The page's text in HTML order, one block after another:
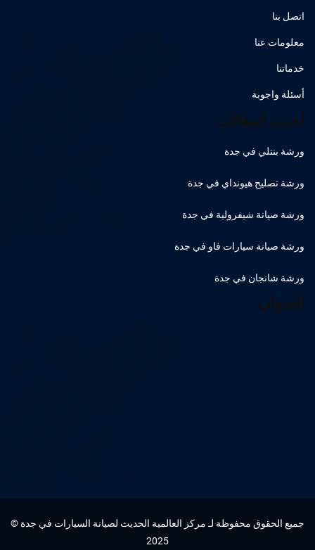
اتصل بنا
معلومات عنا
خدماتنا
أسئلة واجوبة
أحدث المقالات
ورشة بنتلي في جدة
ورشة تصليح هيونداي في جدة
ورشة صيانة شيفرولية في جدة
ورشة صيانة سيارات فاو في جدة
ورشة شانجان في جدة
العنوان
جميع الحقوق محفوظة لـ مركز العالمية الحديث لصيانة السيارات في جدة ©
2025